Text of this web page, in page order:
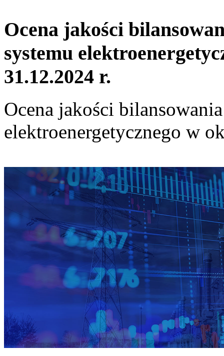
Ocena jakości
systemu
31.12.2024 r.
Ocena jakości
elektroenergetycznego w